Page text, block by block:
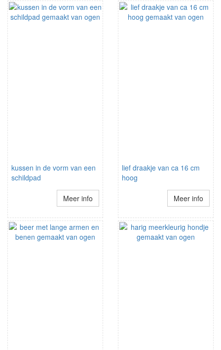
kussen in de vorm van een
schildpad
Meer info
lief draakje van ca 16 cm
hoog
Meer info